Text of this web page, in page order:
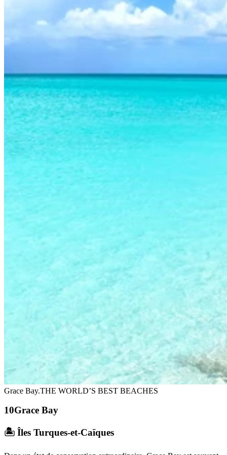
Grace Bay.THE WORLD’S BEST BEACHES
Grace Bay
🏝️ Îles Turques-et-Caïques